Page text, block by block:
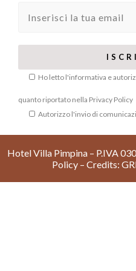
Ho letto l'informativa e
quanto riportato nella Privacy Policy
Autorizzo l'invio di
Hotel Villa Pimpina – P.IVA
Policy – Credits: